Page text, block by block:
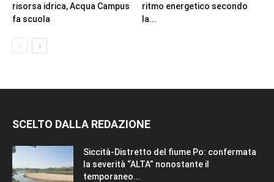
risorsa idrica, Acqua Campus
fa scuola
ritmo energetico secondo
la...
SCELTO DALLA REDAZIONE
Siccità-Distretto del fiume Po: confermata
la severità “ALTA” nonostante il
temporaneo...